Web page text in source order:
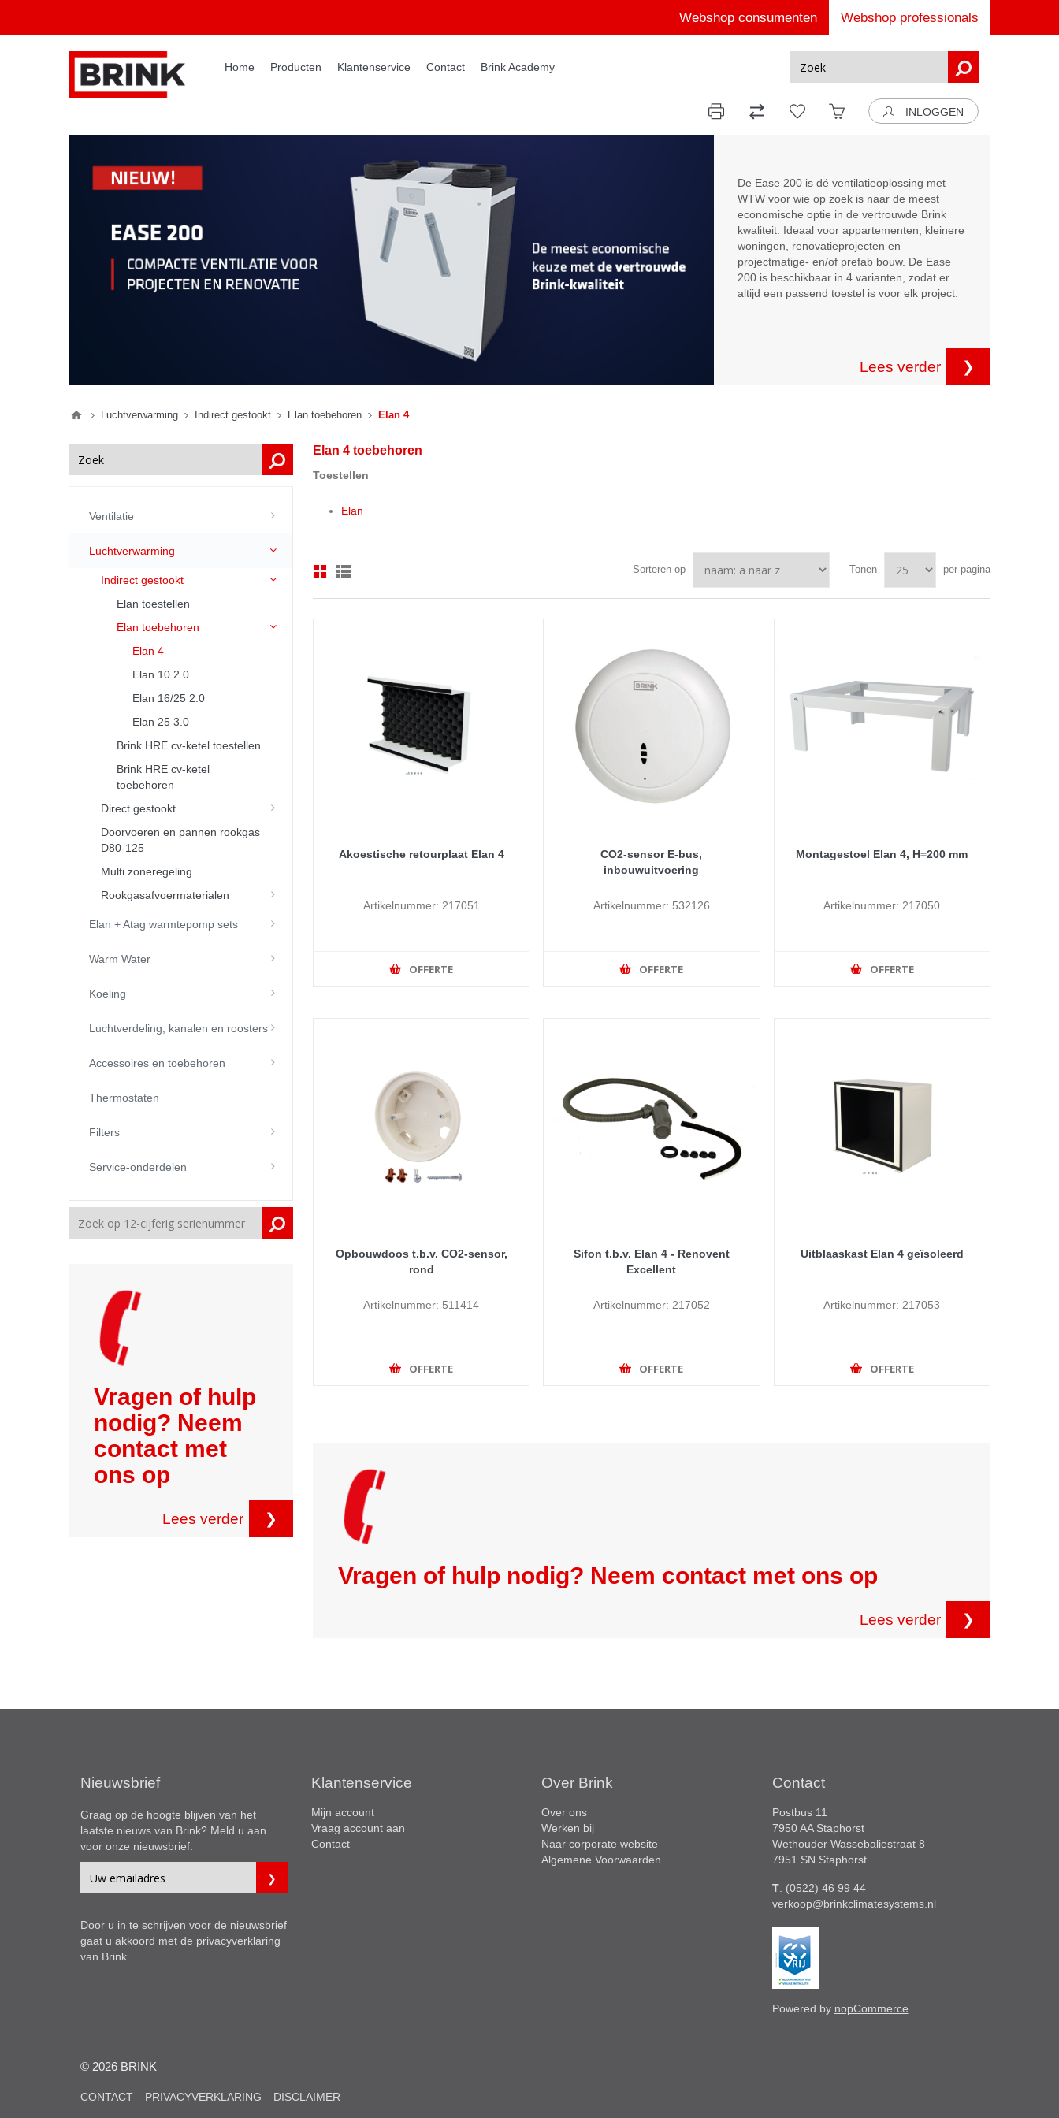
Webshop consumenten Webshop professionals
Home Producten Klantenservice Contact Brink Academy
INLOGGEN
De Ease 200 is dé ventilatieoplossing met
WTW voor wie op zoek is naar de meest
economische optie in de vertrouwde Brink
kwaliteit. Ideaal voor appartementen, kleinere
woningen, renovatieprojecten en
projectmatige- en/of prefab bouw. De Ease
200 is beschikbaar in 4 varianten, zodat er
altijd een passend toestel is voor elk project.
Lees verder ❯
Luchtverwarming Indirect gestookt Elan toebehoren Elan 4
Elan 4 toebehoren
Toestellen
Elan
Sorteren op Tonen per pagina
Akoestische retourplaat Elan 4
Artikelnummer: 217051
OFFERTE
CO2-sensor E-bus,
inbouwuitvoering
Artikelnummer: 532126
OFFERTE
Montagestoel Elan 4, H=200 mm
Artikelnummer: 217050
OFFERTE
Opbouwdoos t.b.v. CO2-sensor,
rond
Artikelnummer: 511414
OFFERTE
Sifon t.b.v. Elan 4 - Renovent
Excellent
Artikelnummer: 217052
OFFERTE
Uitblaaskast Elan 4 geïsoleerd
Artikelnummer: 217053
OFFERTE
Vragen of hulp nodig? Neem contact met ons op
Lees verder ❯
Ventilatie
Luchtverwarming
Indirect gestookt
Elan toestellen
Elan toebehoren
Elan 4
Elan 10 2.0
Elan 16/25 2.0
Elan 25 3.0
Brink HRE cv-ketel toestellen
Brink HRE cv-ketel
toebehoren
Direct gestookt
Doorvoeren en pannen rookgas
D80-125
Multi zoneregeling
Rookgasafvoermaterialen
Elan + Atag warmtepomp sets
Warm Water
Koeling
Luchtverdeling, kanalen en roosters
Accessoires en toebehoren
Thermostaten
Filters
Service-onderdelen
Vragen of hulp
nodig? Neem
contact met
ons op
Lees verder ❯
Nieuwsbrief
Graag op de hoogte blijven van het
laatste nieuws van Brink? Meld u aan
voor onze nieuwsbrief.
Door u in te schrijven voor de nieuwsbrief
gaat u akkoord met de privacyverklaring
van Brink.
Klantenservice
Mijn account
Vraag account aan
Contact
Over Brink
Over ons
Werken bij
Naar corporate website
Algemene Voorwaarden
Contact
Postbus 11
7950 AA Staphorst
Wethouder Wassebaliestraat 8
7951 SN Staphorst
T. (0522) 46 99 44
verkoop@brinkclimatesystems.nl
Powered by nopCommerce
© 2026 BRINK
CONTACT PRIVACYVERKLARING DISCLAIMER